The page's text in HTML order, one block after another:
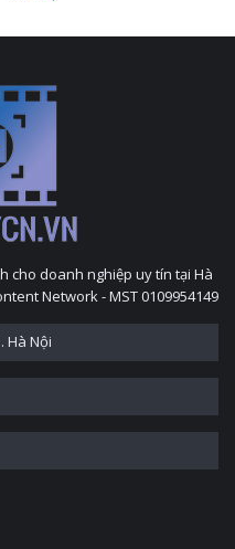
cho doanh nghiệp uy tín tại Hà
Network - MST 0109954149
Hà Nội